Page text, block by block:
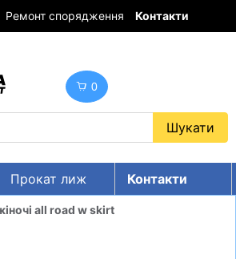
Ремонт спорядження Контакти
0
Прокат лиж
Контакти
all road w skirt